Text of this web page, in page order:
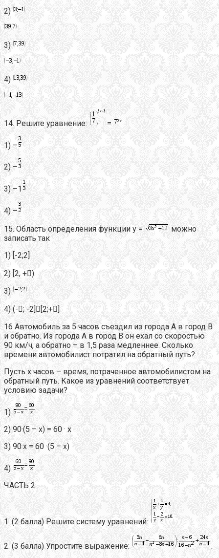
2)
3)
4)
14. Решите уравнение: =
1) –
2) –
3) –1
4) –
15. Область определения функции y =
можно
записать так
1) [-2;2]
2) [2; +)
3)
4) (-; -2][2;+]
16 Автомобиль за 5 часов съездил из города А в город В
и обратно. Из города А в город В он ехал со скоростью
90 км/ч, а обратно – в 1,5 раза медленнее. Сколько
времени автомобилист потратил на обратный путь?
Пусть х часов – время, потраченное автомобилистом на
обратный путь. Какое из уравнений соответствует
условию задачи?
1)
2) 90·(5 – х) = 60 · х
3) 90·х = 60 ·(5 – х)
4)
ЧАСТЬ 2
1. (2 балла) Решите систему уравнений:
2. (3 балла) Упростите выражение:
.